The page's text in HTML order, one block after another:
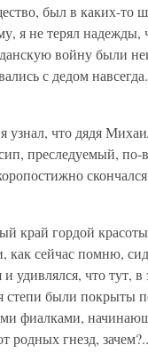
был в каких-то
я не терял надежды,
войну были
с дедом
узнал, что дядя
преследуемый, по-
край гордой
сейчас помню,
удивлялся, что тут,
степи были покрыты
фиалками,
гнезд, зачем?..